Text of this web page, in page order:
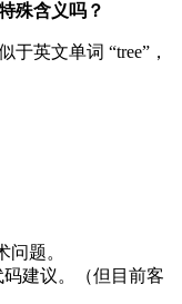
殊含义吗？
于英文单词 “tree”，
问题。
码建议。（但目前客